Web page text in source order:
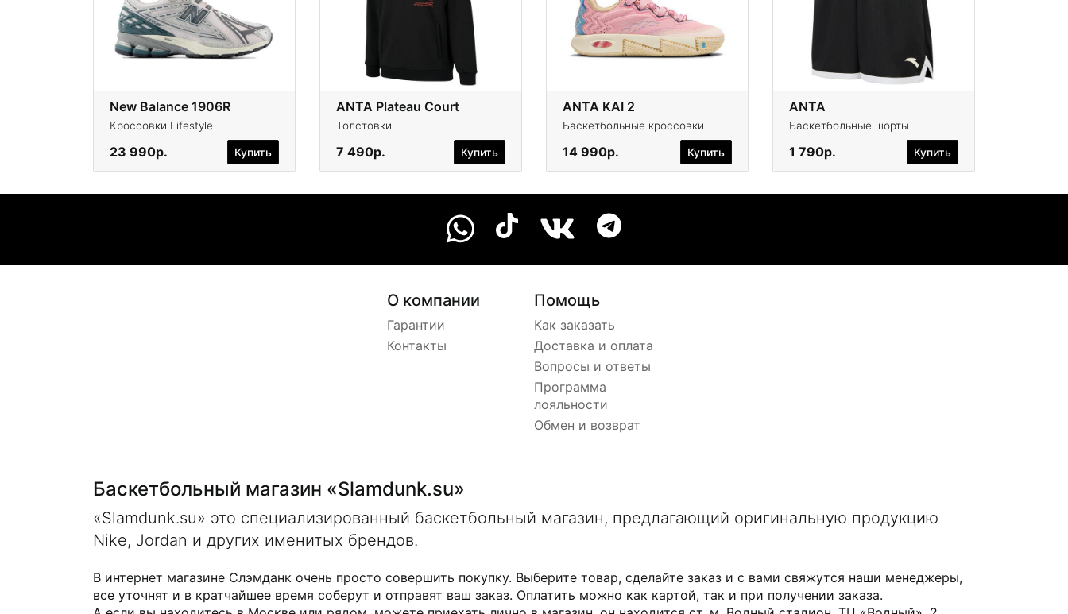
New Balance 1906R
Кроссовки Lifestyle
23 990р. Купить
ANTA Plateau Court
Толстовки
7 490р. Купить
ANTA KAI 2
Баскетбольные кроссовки
14 990р. Купить
ANTA
Баскетбольные шорты
1 790р. Купить
О компании
Гарантии
Контакты
Помощь
Как заказать
Доставка и оплата
Вопросы и ответы
Программа
лояльности
Обмен и возврат
Баскетбольный магазин «Slamdunk.su»
«Slamdunk.su» это специализированный баскетбольный магазин, предлагающий оригинальную продукцию
Nike, Jordan и других именитых брендов.
В интернет магазине Слэмданк очень просто совершить покупку. Выберите товар, сделайте заказ и с вами свяжутся наши менеджеры,
все уточнят и в кратчайшее время соберут и отправят ваш заказ. Оплатить можно как картой, так и при получении заказа.